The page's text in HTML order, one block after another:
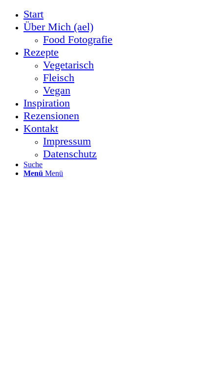
Start
Über Mich (ael)
Food Fotografie
Rezepte
Vegetarisch
Fleisch
Vegan
Inspiration
Rezensionen
Kontakt
Impressum
Datenschutz
Suche
Menü Menü